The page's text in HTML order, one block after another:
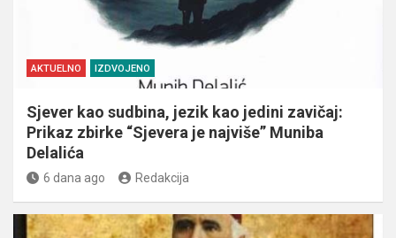
AKTUELNO IZDVOJENO
Sjever kao sudbina, jezik kao jedini zavičaj:
Prikaz zbirke “Sjevera je najviše” Muniba
Delalića
6 dana ago Redakcija